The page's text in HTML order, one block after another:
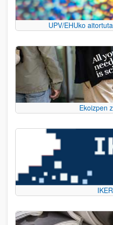
UPV/EHUko
Ekoizpen